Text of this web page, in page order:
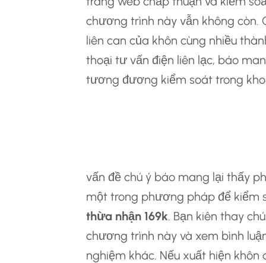
chương trình này vẫn không còn.
liên can của khôn cùng nhiều
thoại tư vấn điện liên lạc, báo
tương đương kiểm soát trong
vấn đề chú ý báo mang lại thấy
một trong phương pháp để
thừa nhận 169k. Bạn kiên thay
chương trình này và xem bình
nghiệm khác. Nếu xuất hiện